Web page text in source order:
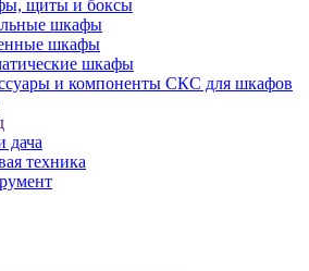
щиты и боксы
шкафы
шкафы
шкафы
и компоненты СКС для шкафов
дача
техника